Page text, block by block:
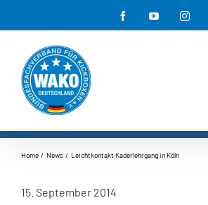
Inhalt
springen
FacebookYouTube
Home News Leichtkontakt Kaderlehrgang in Köln
15. September 2014